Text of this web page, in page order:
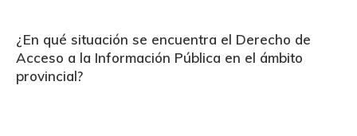
¿En qué situación se encuentra el Derecho de
Acceso a la Información Pública en el ámbito
provincial?